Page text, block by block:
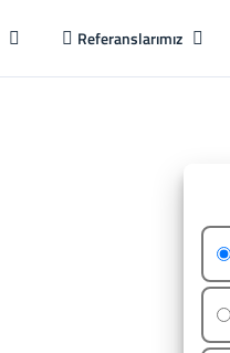
Referanslarımız